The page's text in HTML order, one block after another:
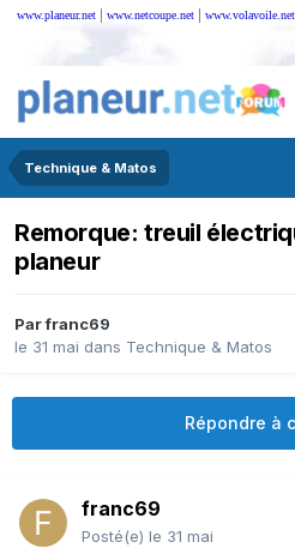
www.planeur.net | www.netcoupe.net | www.volavoile.net
Technique & Matos
Remorque: treuil
planeur
Parfranc69
le 31 mai dans Technique & Matos
Répondre à
franc69
Posté(e) le 31 mai